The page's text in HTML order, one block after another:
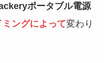
ポータブル電源
ミングによって変わり